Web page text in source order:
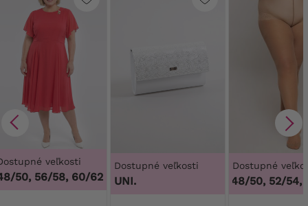
veľkosti
50, 56/58, 60/62
Dostupné veľkosti
UNI.
Dostupné
44/46, 48/50, 52/54,